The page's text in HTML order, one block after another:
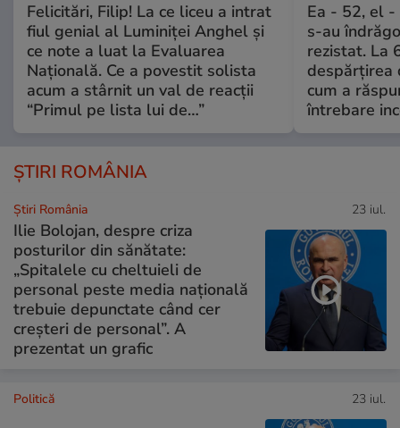
Felicitări, Filip! La ce liceu a intrat
fiul genial al Luminiței Anghel și
ce note a luat la Evaluarea
Națională. Ce a povestit solista
acum a stârnit un val de reacții
“Primul pe lista lui de…”
Ea - 52, el -
s-au
rezistat. La
despărțirea
cum a
întrebare
ȘTIRI ROMÂNIA
Știri România 23 iul.
Ilie Bolojan, despre criza
posturilor din sănătate:
„Spitalele cu cheltuieli de
personal peste media națională
trebuie depunctate când cer
creșteri de personal”. A
prezentat un grafic
Politică 23 iul.